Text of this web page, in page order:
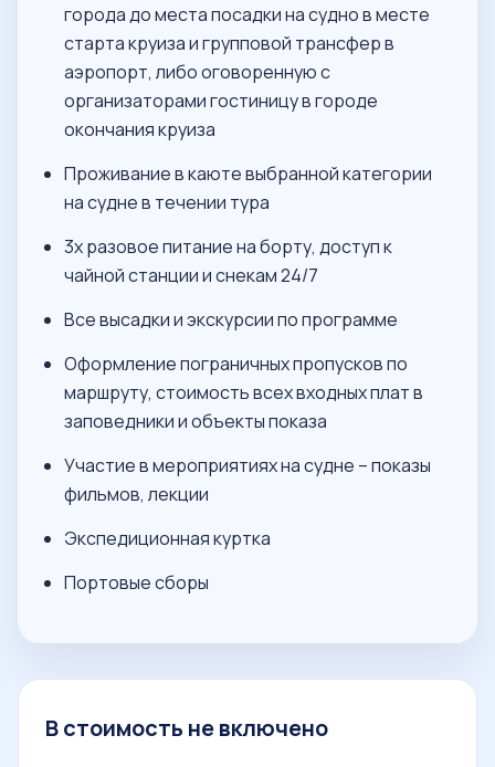
города до места посадки на судно в месте
старта круиза и групповой трансфер в
аэропорт, либо оговоренную с
организаторами гостиницу в городе
окончания круиза
Проживание в каюте выбранной категории
на судне в течении тура
3х разовое питание на борту, доступ к
чайной станции и снекам 24/7
Все высадки и экскурсии по программе
Оформление пограничных пропусков по
маршруту, стоимость всех входных плат в
заповедники и объекты показа
Участие в мероприятиях на судне – показы
фильмов, лекции
Экспедиционная куртка
Портовые сборы
В стоимость не включено